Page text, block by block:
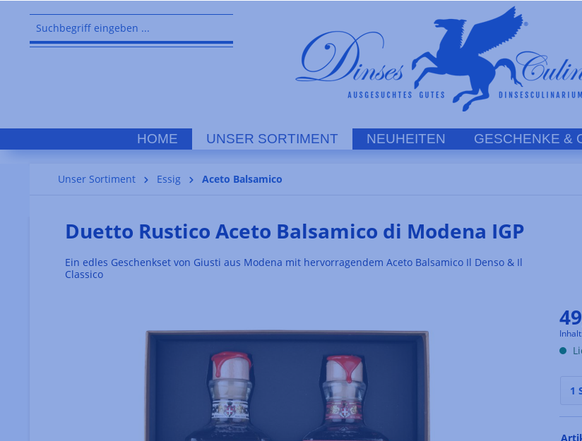
Zur Hauptnavigation springen
HOME UNSER SORTIMENT NEUHEITEN GESCHENKE &
Unser Sortiment Essig Aceto Balsamico
Duetto Rustico Aceto Balsamico di Modena IGP
Ein edles Geschenkset von Giusti aus Modena mit hervorragendem Aceto Balsamico Il Denso & Il
Classico
Inhalt: